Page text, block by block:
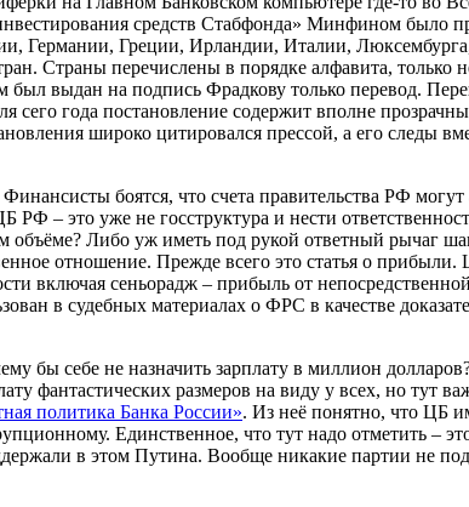
средств Стабфонда» Минфином было
Германии, Греции, Ирландии, Италии,
Страны перечислены в порядке алфавита, только
был выдан на подпись Фрадкову только перевод.
сего года постановление содержит вполне
широко цитировался прессой, а его следы
боятся, что счета правительства РФ
– это уже не госструктура и нести
объёме? Либо уж иметь под рукой ответный рычаг
отношение. Прежде всего это статья о прибыли.
включая сеньорадж – прибыль от
в судебных материалах о ФРС в качестве
бы себе не назначить зарплату в миллион
фантастических размеров на виду у всех, но тут
политика Банка России». Из неё понятно, что ЦБ
Единственное, что тут надо отметить –
в этом Путина. Вообще никакие партии не